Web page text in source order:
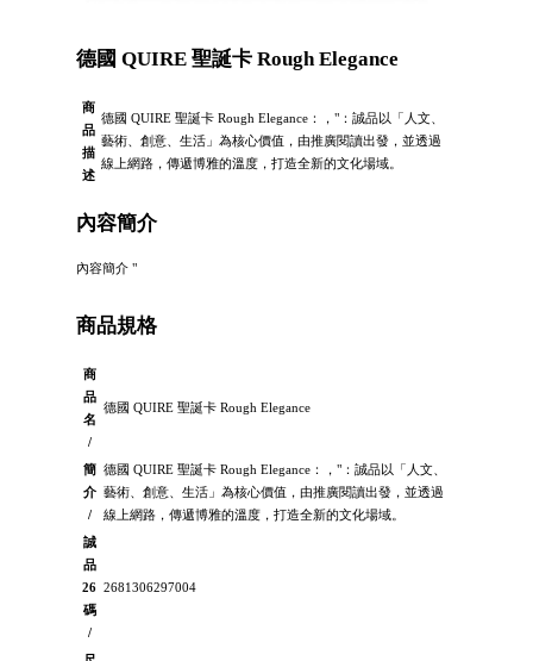
德國 QUIRE 聖誕卡 Rough Elegance
商
品
描
述
德國 QUIRE 聖誕卡 Rough Elegance：，"：誠品以「人文、
藝術、創意、生活」為核心價值，由推廣閱讀出發，並透過
線上網路，傳遞博雅的溫度，打造全新的文化場域。
內容簡介
內容簡介 "
商品規格
商
品
名
/
德國 QUIRE 聖誕卡 Rough Elegance
簡
介
/
德國 QUIRE 聖誕卡 Rough Elegance：，"：誠品以「人文、
藝術、創意、生活」為核心價值，由推廣閱讀出發，並透過
線上網路，傳遞博雅的溫度，打造全新的文化場域。
誠
品
26
碼
/
2681306297004